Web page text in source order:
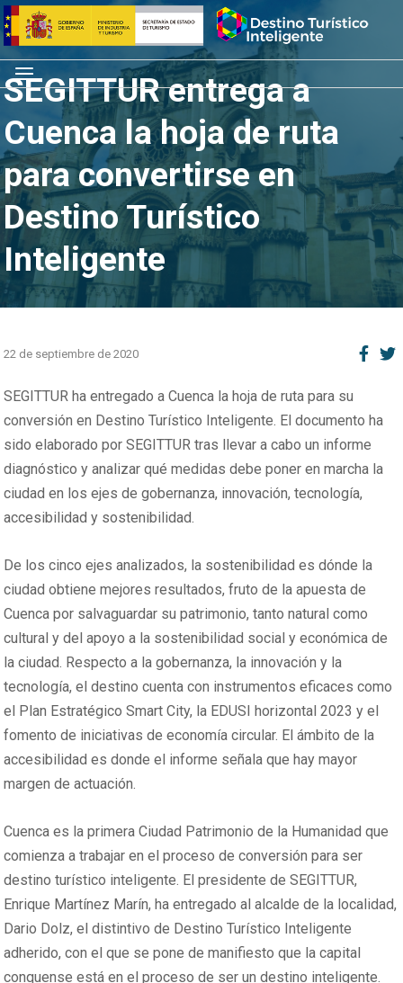
Saltar
al
contenido
Inicio
Menú
SEGITTUR entrega a
Cuenca la hoja de ruta
para convertirse en
Destino Turístico
Inteligente
22 de septiembre de 2020
SEGITTUR ha entregado a Cuenca la hoja de ruta para su
conversión en Destino Turístico Inteligente. El documento ha
sido elaborado por SEGITTUR tras llevar a cabo un informe
diagnóstico y analizar qué medidas debe poner en marcha la
ciudad en los ejes de gobernanza, innovación, tecnología,
accesibilidad y sostenibilidad.
De los cinco ejes analizados, la sostenibilidad es dónde la
ciudad obtiene mejores resultados, fruto de la apuesta de
Cuenca por salvaguardar su patrimonio, tanto natural como
cultural y del apoyo a la sostenibilidad social y económica de
la ciudad. Respecto a la gobernanza, la innovación y la
tecnología, el destino cuenta con instrumentos eficaces como
el Plan Estratégico Smart City, la EDUSI horizontal 2023 y el
fomento de iniciativas de economía circular. El ámbito de la
accesibilidad es donde el informe señala que hay mayor
margen de actuación.
Cuenca es la primera Ciudad Patrimonio de la Humanidad que
comienza a trabajar en el proceso de conversión para ser
destino turístico inteligente. El presidente de SEGITTUR,
Enrique Martínez Marín, ha entregado al alcalde de la localidad,
Dario Dolz, el distintivo de Destino Turístico Inteligente
adherido, con el que se pone de manifiesto que la capital
conquense está en el proceso de ser un destino inteligente.